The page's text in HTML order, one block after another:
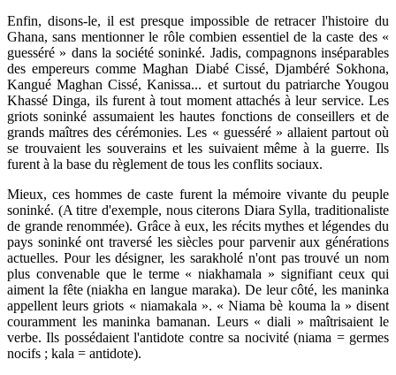
Enfin, disons-le, il est presque impossible de retracer l'histoire du
Ghana, sans mentionner le rôle combien essentiel de la caste des «
guesséré » dans la société soninké. Jadis, compagnons inséparables
des empereurs comme Maghan Diabé Cissé, Djambéré Sokhona,
Kangué Maghan Cissé, Kanissa... et surtout du patriarche Yougou
Khassé Dinga, ils furent à tout moment attachés à leur service. Les
griots soninké assumaient les hautes fonctions de conseillers et de
grands maîtres des cérémonies. Les « guesséré » allaient partout où
se trouvaient les souverains et les suivaient même à la guerre. Ils
furent à la base du règlement de tous les conflits sociaux.
Mieux, ces hommes de caste furent la mémoire vivante du peuple
soninké. (A titre d'exemple, nous citerons Diara Sylla, traditionaliste
de grande renommée). Grâce à eux, les récits mythes et légendes du
pays soninké ont traversé les siècles pour parvenir aux générations
actuelles. Pour les désigner, les sarakholé n'ont pas trouvé un nom
plus convenable que le terme « niakhamala » signifiant ceux qui
aiment la fête (niakha en langue maraka). De leur côté, les maninka
appellent leurs griots « niamakala ». « Niama bè kouma la » disent
couramment les maninka bamanan. Leurs « diali » maîtrisaient le
verbe. Ils possédaient l'antidote contre sa nocivité (niama = germes
nocifs ; kala = antidote).